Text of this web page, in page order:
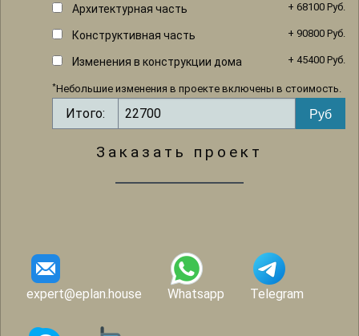
Архитектурная часть + 68100 Руб.
Конструктивная часть + 90800 Руб.
Изменения в конструкции дома + 45400 Руб.
*Небольшие изменения в проекте включены в стоимость.
Итого:
Заказать проект
expert@eplan.house Whatsapp Telegram